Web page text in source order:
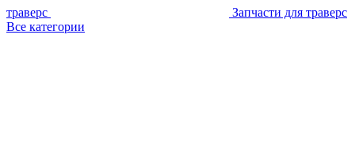
траверс
Запчасти для траверс
Все категории